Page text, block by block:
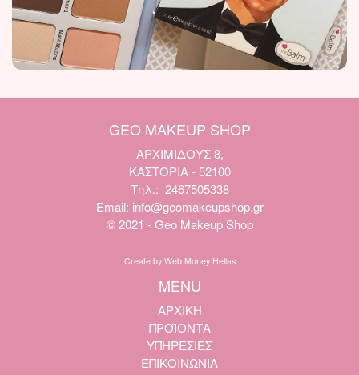
GEO MAKEUP SHOP
ΑΡΧΙΜΙΔΟΥΣ 8,
ΚΑΣΤΟΡΙΑ - 52100
Τηλ.: 2467505338
Email: info@geomakeupshop.gr
© 2021 - Geo Makeup Shop
Create by Web Money Hellas
MENU
ΑΡΧΙΚΗ
ΠΡΟΪΟΝΤΑ
ΥΠΗΡΕΣΙΕΣ
ΕΠΙΚΟΙΝΩΝΙΑ